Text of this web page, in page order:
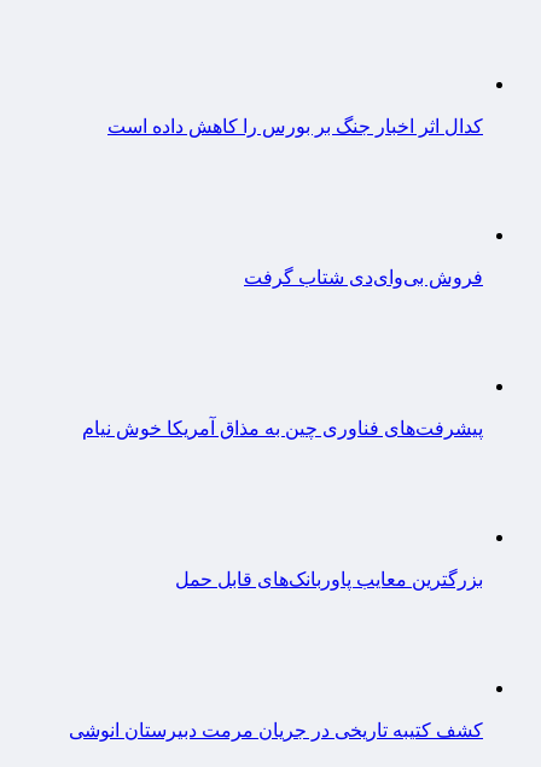
کدال اثر اخبار جنگ بر بورس را کاهش داده است
فروش بی‌وای‌دی شتاب گرفت
پیشرفت‌های فناوری چین به مذاق آمریکا خوش نیام
بزرگترین معایب پاوربانک‌های قابل حمل
کشف کتیبه تاریخی در جریان مرمت دبیرستان انوشی